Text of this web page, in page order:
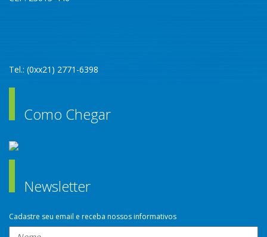
Tel.: (0xx21) 2771-6398
Como Chegar
Newsletter
Cadastre seu email e receba nossos informativos